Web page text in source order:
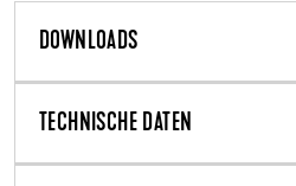
DOWNLOADS
TECHNISCHE DATEN